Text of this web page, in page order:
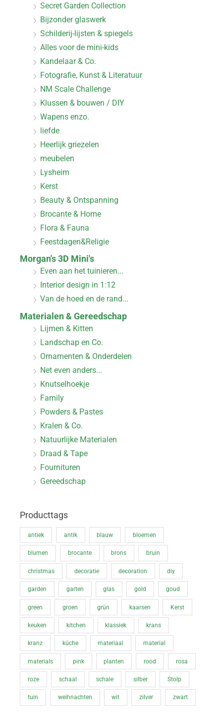
Secret Garden Collection
Bijzonder glaswerk
Schilderij-lijsten & spiegels
Alles voor de mini-kids
Kandelaar & Co.
Fotografie, Kunst & Literatuur
NM Scale Challenge
Klussen & bouwen / DIY
Wapens enzo.
liefde
Heerlijk griezelen
meubelen
Lysheim
Kerst
Beauty & Ontspanning
Brocante & Home
Flora & Fauna
Feestdagen&Religie
Morgan's 3D Mini's
Even aan het tuinieren...
Interior design in 1:12
Van de hoed en de rand...
Materialen & Gereedschap
Lijmen & Kitten
Landschap en Co.
Ornamenten & Onderdelen
Net even anders...
Knutselhoekje
Family
Powders & Pastes
Kralen & Co.
Natuurlijke Materialen
Draad & Tape
Fournituren
Gereedschap
Producttags
antiek antik blauw bloemen
blumen brocante brons bruin
christmas decoratie decoration diy
garden garten glas gold goud
green groen grün kaarsen Kerst
keuken kitchen klassiek krans
kranz küche materiaal material
materials pink planten rood rosa
roze schaal schale silber Stolp
tuin weihnachten wit zilver zwart